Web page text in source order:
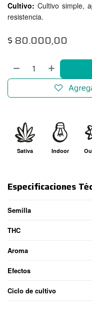
Cultivo: Cultivo simple,
resistencia.
$ 80.000,00
Sativa Indoor
Especificaciones
Semilla
THC
Aroma
Efectos
Ciclo de cultivo